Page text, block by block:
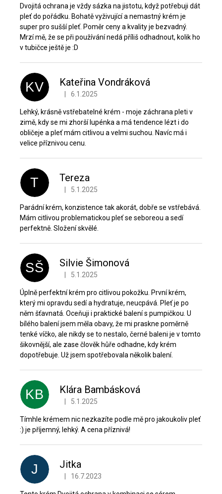
Dvojitá ochrana je vždy sázka na jistotu, když potřebuji dát
pleť do pořádku. Bohatě vyživující a nemastný krém je
super pro sušší pleť. Poměr ceny a kvality je bezvadný.
Mrzí mě, že se při používání nedá příliš odhadnout, kolik ho
v tubičce ještě je :D
KV Kateřina Vondráková
Hodnocení produktu je 5 z 5 hvězdiček.
6.1.2025
Lehký, krásně vstřebatelné krém - moje záchrana pleti v
zimě, kdy se mi zhorší lupénka a má tendence lézt i do
obličeje a pleť mám citlivou a velmi suchou. Navíc má i
velice příznivou cenu.
T Tereza
Hodnocení produktu je 5 z 5 hvězdiček.
5.1.2025
Parádní krém, konzistence tak akorát, dobře se vstřebává.
Mám citlivou problematickou pleť se seboreou a sedí
perfektně. Složení skvělé.
SŠ Silvie Šimonová
Hodnocení produktu je 5 z 5 hvězdiček.
5.1.2025
Úplně perfektní krém pro citlivou pokožku. První krém,
který mi opravdu sedí a hydratuje, neucpává. Pleť je po
něm šťavnatá. Oceňuji i praktické balení s pumpičkou. U
bílého balení jsem měla obavy, že mi praskne poměrně
tenké víčko, ale nikdy se to nestalo, černé baleni je v tomto
šikovnější, ale zase člověk hůře odhadne, kdy krém
dopotřebuje. Už jsem spotřebovala několik balení.
KB Klára Bambásková
Hodnocení produktu je 5 z 5 hvězdiček.
5.1.2025
Tímhle krémem nic nezkazíte podle mě pro jakoukoliv pleť
:) je příjemný, lehký. A cena příznivá!
J Jitka
Hodnocení produktu je 5 z 5 hvězdiček.
16.7.2023